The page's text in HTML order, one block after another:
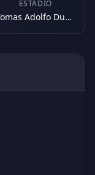
ESTADIO
Tomas Adolfo Duco (Argentina)